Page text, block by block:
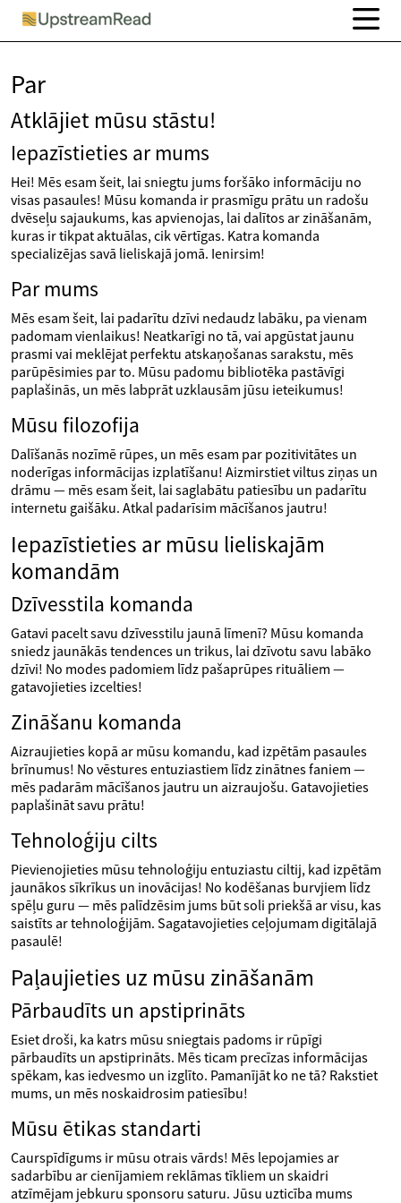
Par
Atklājiet mūsu stāstu!
Iepazīstieties ar mums
Hei! Mēs esam šeit, lai sniegtu jums foršāko informāciju no
visas pasaules! Mūsu komanda ir prasmīgu prātu un radošu
dvēseļu sajaukums, kas apvienojas, lai dalītos ar zināšanām,
kuras ir tikpat aktuālas, cik vērtīgas. Katra komanda
specializējas savā lieliskajā jomā. Ienirsim!
Par mums
Mēs esam šeit, lai padarītu dzīvi nedaudz labāku, pa vienam
padomam vienlaikus! Neatkarīgi no tā, vai apgūstat jaunu
prasmi vai meklējat perfektu atskaņošanas sarakstu, mēs
parūpēsimies par to. Mūsu padomu bibliotēka pastāvīgi
paplašinās, un mēs labprāt uzklausām jūsu ieteikumus!
Mūsu filozofija
Dalīšanās nozīmē rūpes, un mēs esam par pozitivitātes un
noderīgas informācijas izplatīšanu! Aizmirstiet viltus ziņas un
drāmu — mēs esam šeit, lai saglabātu patiesību un padarītu
internetu gaišāku. Atkal padarīsim mācīšanos jautru!
Iepazīstieties ar mūsu lieliskajām
komandām
Dzīvesstila komanda
Gatavi pacelt savu dzīvesstilu jaunā līmenī? Mūsu komanda
sniedz jaunākās tendences un trikus, lai dzīvotu savu labāko
dzīvi! No modes padomiem līdz pašaprūpes rituāliem —
gatavojieties izcelties!
Zināšanu komanda
Aizraujieties kopā ar mūsu komandu, kad izpētām pasaules
brīnumus! No vēstures entuziastiem līdz zinātnes faniem —
mēs padarām mācīšanos jautru un aizraujošu. Gatavojieties
paplašināt savu prātu!
Tehnoloģiju cilts
Pievienojieties mūsu tehnoloģiju entuziastu ciltij, kad izpētām
jaunākos sīkrīkus un inovācijas! No kodēšanas burvjiem līdz
spēļu guru — mēs palīdzēsim jums būt soli priekšā ar visu, kas
saistīts ar tehnoloģijām. Sagatavojieties ceļojumam digitālajā
pasaulē!
Paļaujieties uz mūsu zināšanām
Pārbaudīts un apstiprināts
Esiet droši, ka katrs mūsu sniegtais padoms ir rūpīgi
pārbaudīts un apstiprināts. Mēs ticam precīzas informācijas
spēkam, kas iedvesmo un izglīto. Pamanījāt ko ne tā? Rakstiet
mums, un mēs noskaidrosim patiesību!
Mūsu ētikas standarti
Caurspīdīgums ir mūsu otrais vārds! Mēs lepojamies ar
sadarbību ar cienījamiem reklāmas tīkliem un skaidri
atzīmējam jebkuru sponsoru saturu. Jūsu uzticība mums